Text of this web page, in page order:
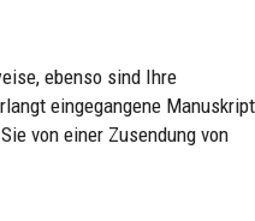
ebenso sind Ihre
eingegangene
von einer Zusendung von